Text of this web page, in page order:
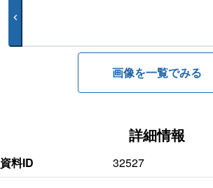
chevron_left
画像を一覧でみる
詳細情報
資料ID 32527